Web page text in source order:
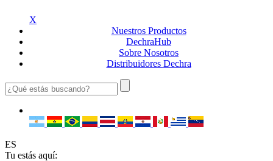
X
Nuestros Productos
DechraHub
Sobre Nosotros
Distribuidores Dechra
ES
Tu estás aquí: